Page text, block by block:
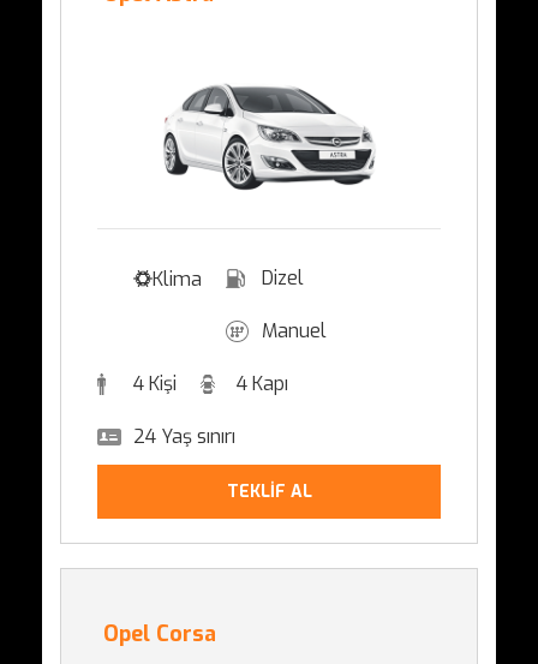
Klima Dizel
Manuel
4 Kişi 4 Kapı
24 Yaş sınırı
TEKLİF AL
Opel Corsa